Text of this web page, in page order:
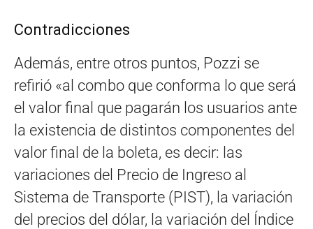
Contradicciones
Además, entre otros puntos, Pozzi se
refirió «al combo que conforma lo que será
el valor final que pagarán los usuarios ante
la existencia de distintos componentes del
valor final de la boleta, es decir: las
variaciones del Precio de Ingreso al
Sistema de Transporte (PIST), la variación
del precios del dólar, la variación del Índice